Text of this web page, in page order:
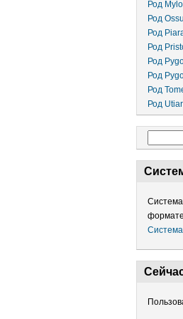
Род
Род
Род
Род
Род
Род
Род
Род